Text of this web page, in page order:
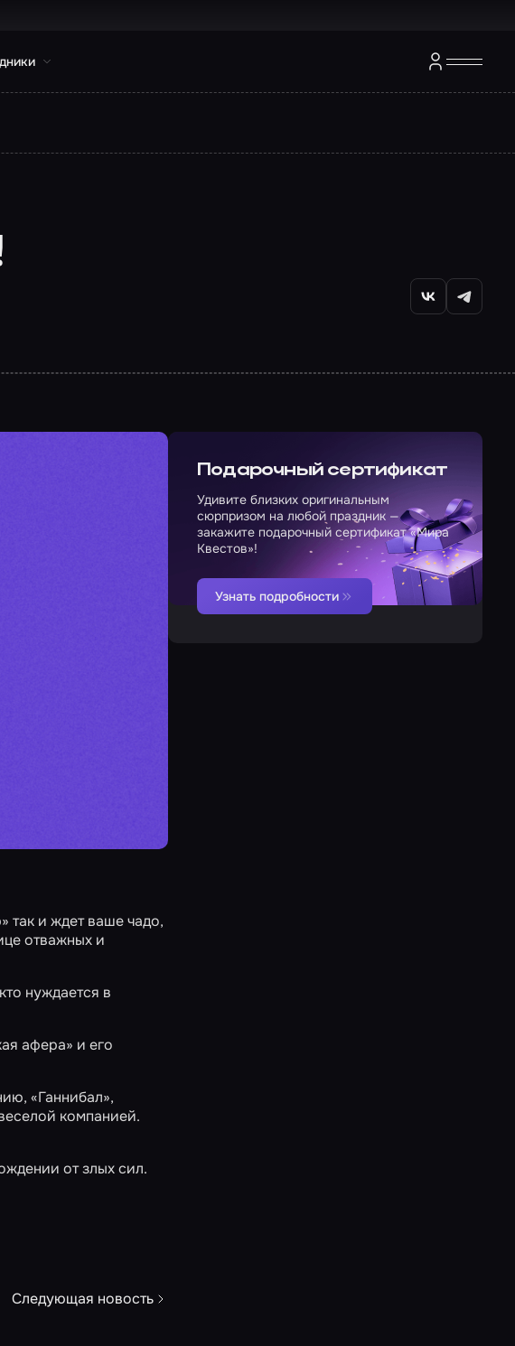
так и ждет ваше чадо,
отважных и
нуждается в
афера» и его
«Ганнибал»,
компанией.
от злых сил.
Следующая новость
Подарочный сертификат
Удивите близких оригинальным
сюрпризом на любой праздник —
закажите подарочный сертификат «Мира
Квестов»!
Узнать подробности